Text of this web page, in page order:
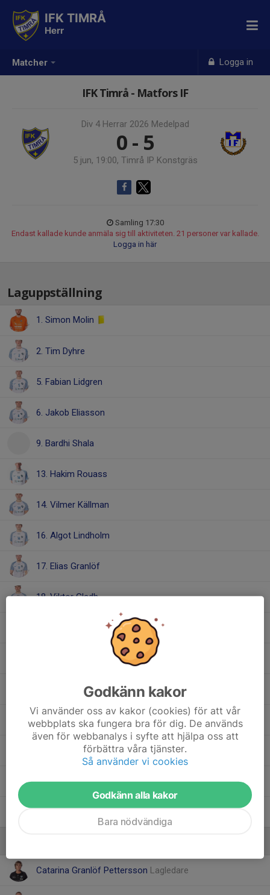
Matcher Logga in
IFK TIMRÅ
Herr
IFK Timrå - Matfors IF
Div 4 Herrar 2026 Medelpad
0 - 5
5 jun, 19:00, Timrå IP Konstgräs
Samling 17:30
Endast kallade kunde anmäla sig till aktiviteten. 21 personer var kallade.
Logga in här
Laguppställning
1. Simon Molin
2. Tim Dyhre
5. Fabian Lidgren
6. Jakob Eliasson
9. Bardhi Shala
13. Hakim Rouass
14. Vilmer Källman
16. Algot Lindholm
17. Elias Granlöf
18. Viktor Gladh
26. Milan Hellborg
28. Mahdi Hassani
29. Hampus Nordlund
98. Thawa Singkok
Tommy Isberg
Catarina Granlöf Pettersson Lagledare
Godkänn kakor
Vi använder oss av kakor (cookies) för att vår
webbplats ska fungera bra för dig. De används
även för webbanalys i syfte att hjälpa oss att
förbättra våra tjänster.
Så använder vi cookies
Godkänn alla kakor
Bara nödvändiga